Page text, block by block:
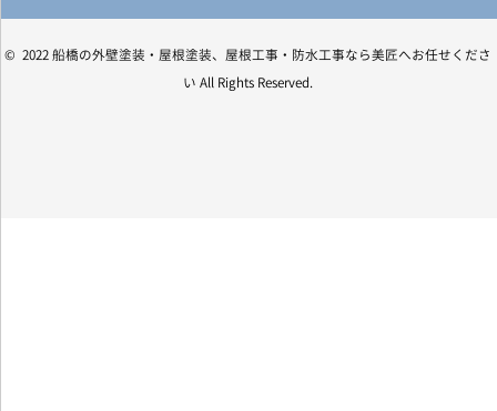
© 2022 船橋の外壁塗装・屋根塗装、屋根工事・防水工事なら美匠へお任せくださ
い All Rights Reserved.